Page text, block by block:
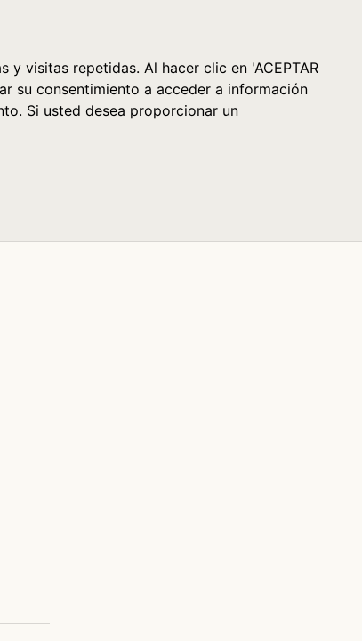
visitas repetidas. Al hacer clic en 'ACEPTAR
su consentimiento a acceder a información
Si usted desea proporcionar un